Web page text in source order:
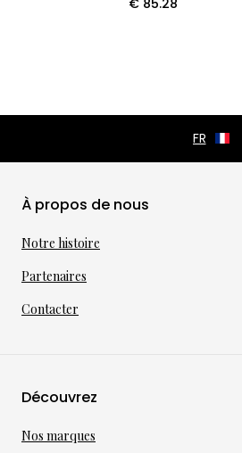
€ 85.28
À propos de nous
Notre histoire
Partenaires
Contacter
Découvrez
Nos marques